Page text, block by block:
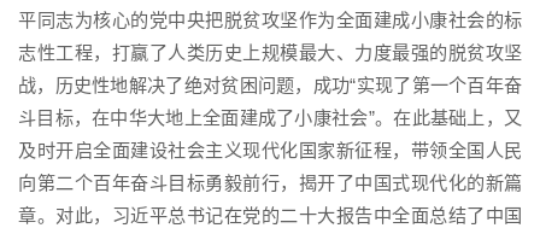
平同志为核心的党中央把脱贫攻坚作为全面建成小康社会的标
志性工程，打赢了人类历史上规模最大、力度最强的脱贫攻坚
战，历史性地解决了绝对贫困问题，成功“实现了第一个百年奋
斗目标，在中华大地上全面建成了小康社会”。在此基础上，又
及时开启全面建设社会主义现代化国家新征程，带领全国人民
向第二个百年奋斗目标勇毅前行，揭开了中国式现代化的新篇
章。对此，习近平总书记在党的二十大报告中全面总结了中国